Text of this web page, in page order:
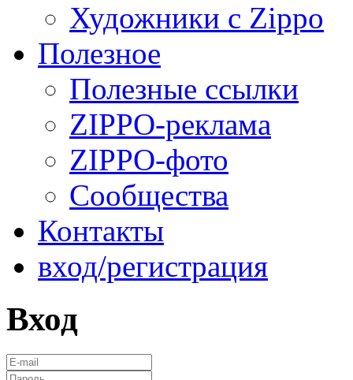
Художники с Zippo
Полезное
Полезные ссылки
ZIPPO-реклама
ZIPPO-фото
Сообщества
Контакты
вход/регистрация
Вход